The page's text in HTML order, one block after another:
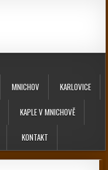
MNICHOV KARLOVICE
KAPLE V MNICHOVĚ
KONTAKT